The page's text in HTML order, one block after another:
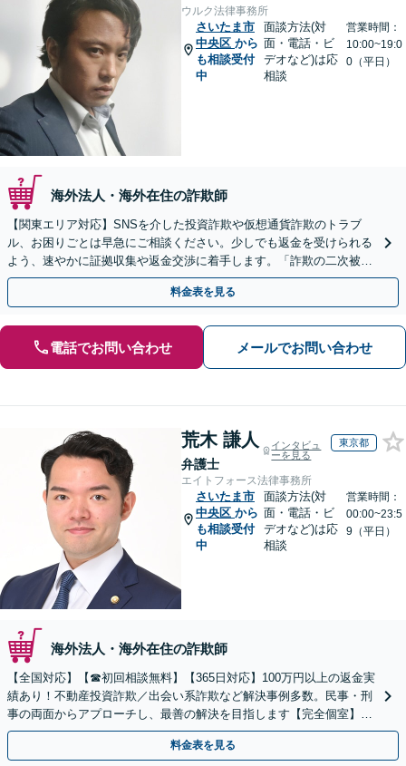
ウルク法律事務所
さいたま市
中央区 から
も相談受付
中
面談方法(対
面・電話・ビ
デオなど)は応
相談
営業時間：
10:00~19:0
0（平日）
海外法人・海外在住の詐欺師
【関東エリア対応】SNSを介した投資詐欺や仮想通貨詐欺のトラブ
ル、お困りごとは早急にご相談ください。少しでも返金を受けられる
よう、速やかに証拠収集や返金交渉に着手します。「詐欺の二次被
害」のご相談も対応します【初回相談無料】【Web相談可】
料金表を見る
電話でお問い合わせ メールでお問い合わせ
荒木 謙人
弁護士
インタビュ
ーを見る
東京都
エイトフォース法律事務所
さいたま市
中央区 から
も相談受付
中
面談方法(対
面・電話・ビ
デオなど)は応
相談
営業時間：
00:00~23:5
9（平日）
海外法人・海外在住の詐欺師
【全国対応】【☎︎初回相談無料】【365日対応】100万円以上の返金実
績あり！不動産投資詐欺／出会い系詐欺など解決事例多数。民事・刑
事の両面からアプローチし、最善の解決を目指します【完全個室】
【代々木駅3分】
料金表を見る